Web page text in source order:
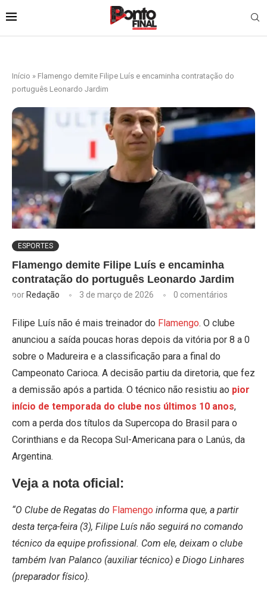
Início » Flamengo demite Filipe Luís e encaminha contratação do
português Leonardo Jardim
ESPORTES
Flamengo demite Filipe Luís e encaminha
contratação do português Leonardo Jardim
por Redação 3 de março de 2026 0 comentários
Filipe Luís não é mais treinador do Flamengo. O clube
anunciou a saída poucas horas depois da vitória por 8 a 0
sobre o Madureira e a classificação para a final do
Campeonato Carioca. A decisão partiu da diretoria, que fez
a demissão após a partida. O técnico não resistiu ao pior
início de temporada do clube nos últimos 10 anos,
com a perda dos títulos da Supercopa do Brasil para o
Corinthians e da Recopa Sul-Americana para o Lanús, da
Argentina.
Veja a nota oficial:
“O Clube de Regatas do Flamengo informa que, a partir
desta terça-feira (3), Filipe Luís não seguirá no comando
técnico da equipe profissional. Com ele, deixam o clube
também Ivan Palanco (auxiliar técnico) e Diogo Linhares
(preparador físico).